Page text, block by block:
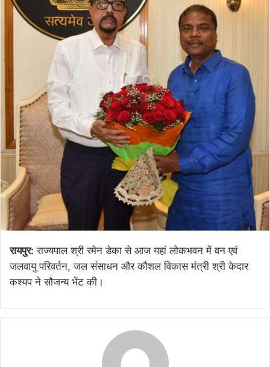
रायपुर: राज्यपाल श्री रमेन डेका से आज यहां लोकभवन में वन एवं
जलवायु परिवर्तन, जल संसाधन और कौशल विकास मंत्री श्री केदार
कश्यप ने सौजन्य भेंट की।